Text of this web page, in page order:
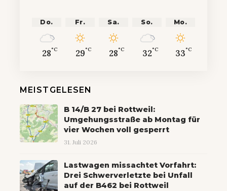
Do.
28°C
Fr.
29°C
Sa.
28°C
So.
32°C
Mo.
33°C
MEISTGELESEN
B 14/B 27 bei Rottweil:
Umgehungsstraße ab Montag für
vier Wochen voll gesperrt
31. Juli 2026
Lastwagen missachtet Vorfahrt:
Drei Schwerverletzte bei Unfall
auf der B462 bei Rottweil